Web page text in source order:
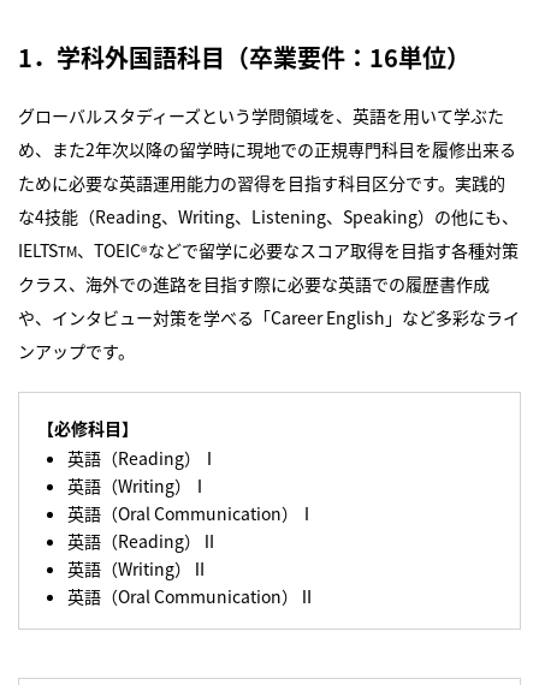
1．学科外国語科目（卒業要件：16単位）
グローバルスタディーズという学問領域を、英語を用いて学ぶた
め、また2年次以降の留学時に現地での正規専門科目を履修出来る
ために必要な英語運用能力の習得を目指す科目区分です。実践的
な4技能（Reading、Writing、Listening、Speaking）の他にも、
IELTSTM、TOEIC®などで留学に必要なスコア取得を目指す各種対策
クラス、海外での進路を目指す際に必要な英語での履歴書作成
や、インタビュー対策を学べる「Career English」など多彩なライ
ンアップです。
【必修科目】
英語（Reading）Ⅰ
英語（Writing）Ⅰ
英語（Oral Communication）Ⅰ
英語（Reading）Ⅱ
英語（Writing）Ⅱ
英語（Oral Communication）Ⅱ